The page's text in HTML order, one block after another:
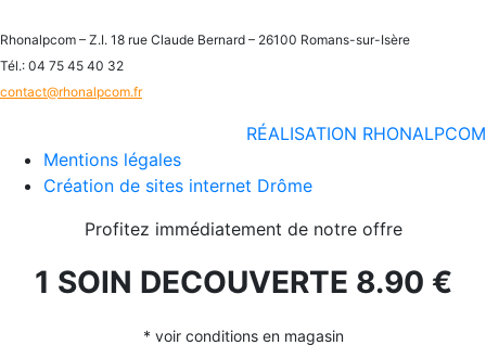
Rhonalpcom – Z.I. 18 rue Claude Bernard – 26100 Romans-sur-Isère
Tél.: 04 75 45 40 32
contact@rhonalpcom.fr
RÉALISATION RHONALPCOM
Mentions légales
Création de sites internet Drôme
Profitez immédiatement de notre offre
1 SOIN DECOUVERTE 8.90 €
* voir conditions en magasin